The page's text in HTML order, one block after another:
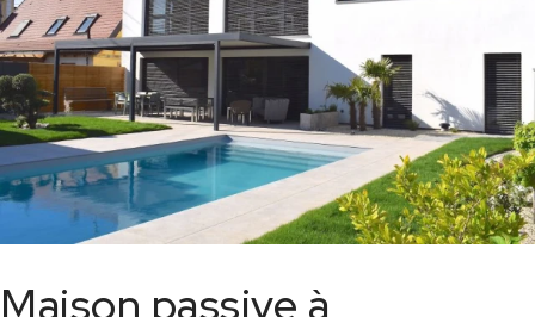
Maison passive à